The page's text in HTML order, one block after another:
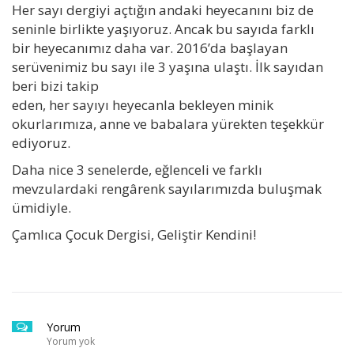
Her sayı dergiyi açtığın andaki heyecanını biz de
seninle birlikte yaşıyoruz. Ancak bu sayıda farklı
bir heyecanımız daha var. 2016’da başlayan
serüvenimiz bu sayı ile 3 yaşına ulaştı. İlk sayıdan
beri bizi takip
eden, her sayıyı heyecanla bekleyen minik
okurlarımıza, anne ve babalara yürekten teşekkür
ediyoruz.
Daha nice 3 senelerde, eğlenceli ve farklı
mevzulardaki rengârenk sayılarımızda buluşmak
ümidiyle.
Çamlıca Çocuk Dergisi, Geliştir Kendini!
Yorum
Yorum yok